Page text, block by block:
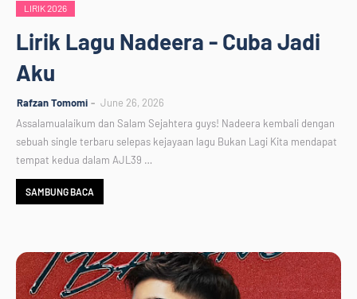
LIRIK 2026
Lirik Lagu Nadeera - Cuba Jadi
Aku
Rafzan Tomomi
June 26, 2026
Assalamualaikum dan Salam Sejahtera guys! Nadeera kembali dengan
sebuah single terbaru selepas kejayaan lagu Bukan Lagi Kita mendapat
tempat kedua dalam AJL39 …
SAMBUNG BACA